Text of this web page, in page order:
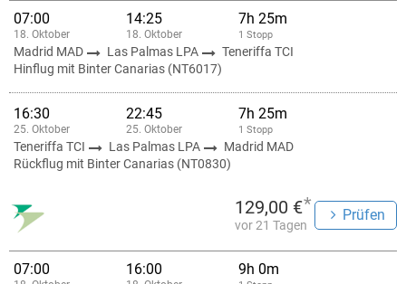
07:00
18. Oktober
14:25
18. Oktober
7h 25m
1 Stopp
Madrid MAD Las Palmas LPA
Teneriffa TCI
Hinflug mit Binter Canarias (NT6017)
16:30
25. Oktober
22:45
25. Oktober
7h 25m
1 Stopp
Teneriffa TCI Las Palmas LPA
Madrid MAD
Rückflug mit Binter Canarias (NT0830)
129,00 €*
vor 21 Tagen
Prüfen
07:00 16:00 9h 0m